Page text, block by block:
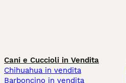
Cani e Cuccioli in Vendita
Chihuahua in vendita
Barboncino in vendita